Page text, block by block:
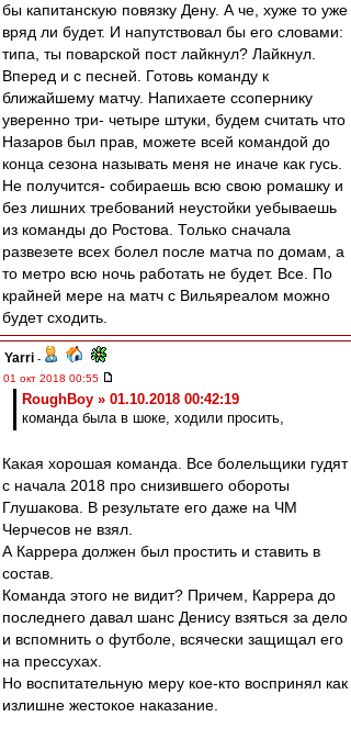
бы капитанскую повязку Дену. А че, хуже то уже
вряд ли будет. И напутствовал бы его словами:
типа, ты поварской пост лайкнул? Лайкнул.
Вперед и с песней. Готовь команду к
ближайшему матчу. Напихаете ссопернику
уверенно три- четыре штуки, будем считать что
Назаров был прав, можете всей командой до
конца сезона называть меня не иначе как гусь.
Не получится- собираешь всю свою ромашку и
без лишних требований неустойки уебываешь
из команды до Ростова. Только сначала
развезете всех болел после матча по домам, а
то метро всю ночь работать не будет. Все. По
крайней мере на матч с Вильяреалом можно
будет сходить.
Yarri -
01 окт 2018 00:55
RoughBoy » 01.10.2018 00:42:19
команда была в шоке, ходили просить,
Какая хорошая команда. Все болельщики гудят
с начала 2018 про снизившего обороты
Глушакова. В результате его даже на ЧМ
Черчесов не взял.
А Каррера должен был простить и ставить в
состав.
Команда этого не видит? Причем, Каррера до
последнего давал шанс Денису взяться за дело
и вспомнить о футболе, всячески защищал его
на прессухах.
Но воспитательную меру кое-кто воспринял как
излишне жестокое наказание.